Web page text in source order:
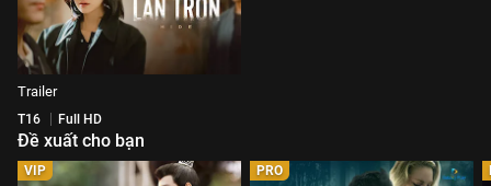
Trailer
T16 Full HD
Đề xuất cho bạn
VIP PRO